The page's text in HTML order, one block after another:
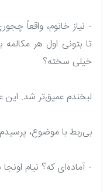
- نیاز خانوم، واقعاً
تا بتونی اول هر
خیلی سخته؟
لبخندم عمیق‌تر شد.
بی‌ربط با موضوع،
- آماده‌ای که؟ نیام